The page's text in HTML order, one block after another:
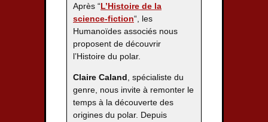
Après “L’Histoire de la
science-fiction“, les
Humanoïdes associés nous
proposent de découvrir
l’Histoire du polar.
Claire Caland, spécialiste du
genre, nous invite à remonter le
temps à la découverte des
origines du polar. Depuis